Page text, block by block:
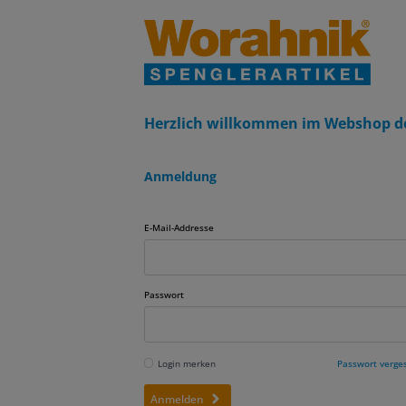
Herzlich willkommen im Webshop
Anmeldung
E-Mail-Addresse
Passwort
Login merken Passwort
Anmelden